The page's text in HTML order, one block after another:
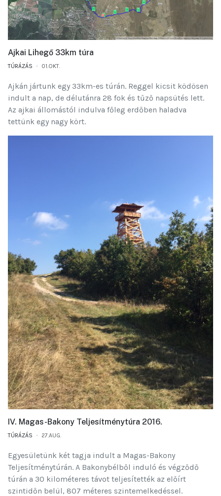
Ajkai Lihegő 33km túra
TÚRÁZÁS 01.OKT.
Ajkán jártunk egy 33km-es túrán. Reggel kicsit ködösen
indult a nap, de délutánra 28 fok és tűző napsütés lett.
Az ajkai állomástól indulva főleg erdőben haladva
tettünk egy nagy kört.
IV. Magas-Bakony Teljesítménytúra 2016.
TÚRÁZÁS 27.AUG.
Egyesületünk két tagja indult a Magas-Bakony
Teljesítménytúrán. A Bakonybélből induló és végződő
túrán a 30 kilométeres távot teljesítették az előírt
szintidőn belül, 807 méteres szintemelkedéssel.